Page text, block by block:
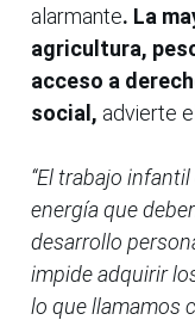
alarmante. La
agricultura,
acceso a
social, advierte
“El trabajo
energía que
desarrollo
impide adquirir
lo que llamamos